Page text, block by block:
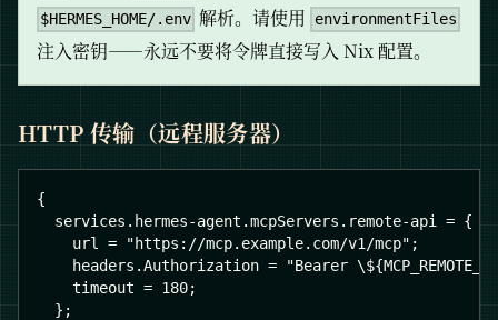
$HERMES_HOME/.env 解析。请使用 environmentFiles
注入密钥——永远不要将令牌直接写入 Nix 配置。
HTTP 传输（远程服务器）
{
  services.hermes-agent.mcpServers.remote-api = {
    url = "https://mcp.example.com/v1/mcp";
headers.Authorization = "Bearer
    timeout = 180;
  };